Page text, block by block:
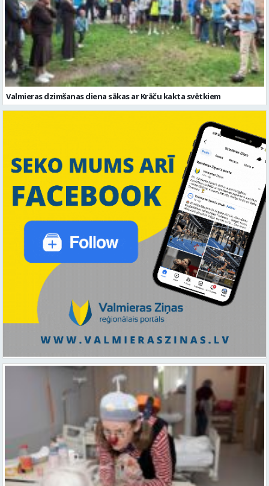
Valmieras dzimšanas diena sākas ar Krāču kakta svētkiem